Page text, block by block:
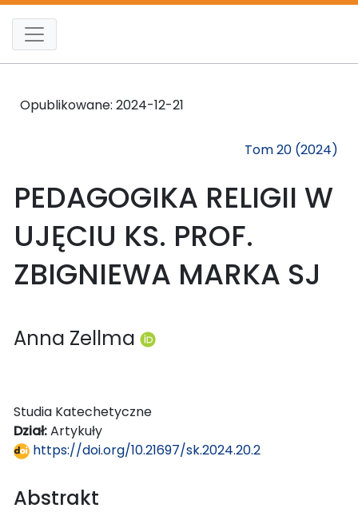
Opublikowane: 2024-12-21
Tom 20 (2024)
PEDAGOGIKA RELIGII W
UJĘCIU KS. PROF.
ZBIGNIEWA MARKA SJ
Anna Zellma
Studia Katechetyczne
Dział:Artykuły
https://doi.org/10.21697/sk.2024.20.2
Abstrakt